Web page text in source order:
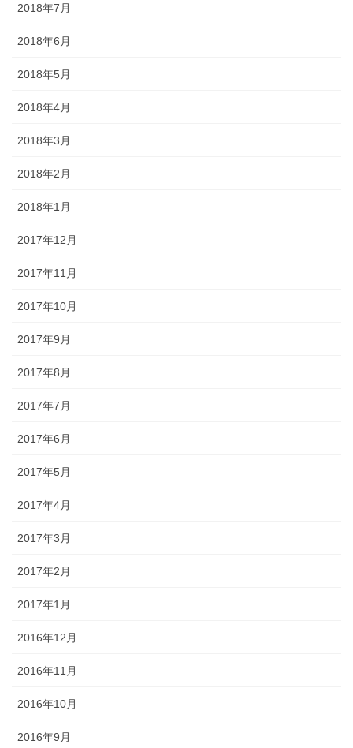
2018年7月
2018年6月
2018年5月
2018年4月
2018年3月
2018年2月
2018年1月
2017年12月
2017年11月
2017年10月
2017年9月
2017年8月
2017年7月
2017年6月
2017年5月
2017年4月
2017年3月
2017年2月
2017年1月
2016年12月
2016年11月
2016年10月
2016年9月